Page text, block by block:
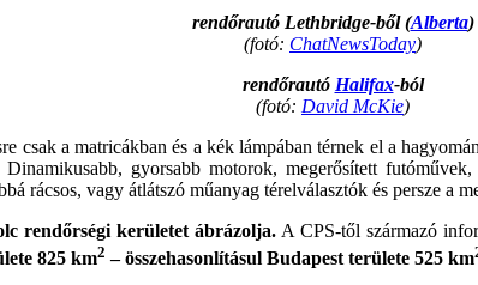
rendőrautó Lethbridge-ből (Alberta)
(fotó: ChatNewsToday)
rendőrautó Halifax-ból
(fotó: David McKie)
csak a matricákban és a kék lámpában térnek el a
Dinamikusabb, gyorsabb motorok, megerősített
rácsos, vagy átlátszó műanyag térelválasztók és persze a
rendőrségi kerületet ábrázolja. A CPS-től származó
825 km2 – összehasonlításul Budapest területe 525 km